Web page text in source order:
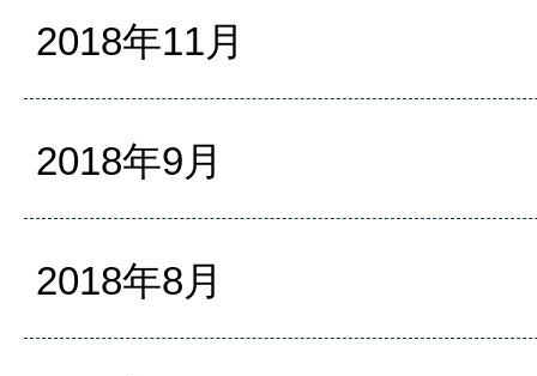
2018年11月
2018年9月
2018年8月